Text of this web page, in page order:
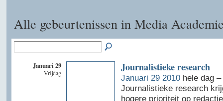
Alle gebeurtenissen in Media
Januari 29
Vrijdag Journalistieke research
Januari 29 2010hele dag –
Journalistieke research
hogere prioriteit op